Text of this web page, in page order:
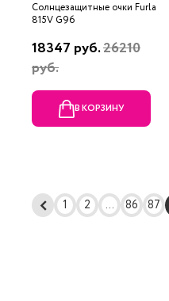
Солнцезащитные очки Furla
815V G96
18347 руб.26210
руб.
В КОРЗИНУ
1 2 ... 86 87